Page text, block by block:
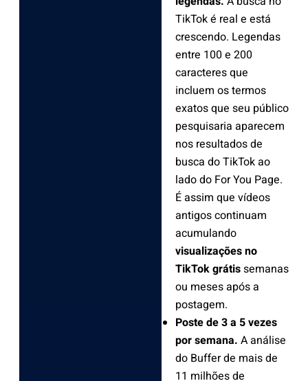
TikTok é real e está
crescendo. Legendas
entre 100 e 200
caracteres que
incluem os termos
exatos que seu público
pesquisaria aparecem
nos resultados de
busca do TikTok ao
lado do For You Page.
É assim que vídeos
antigos continuam
acumulando
visualizações no
TikTok grátissemanas
ou meses após a
postagem.
Poste de 3 a 5 vezes
por semana. A análise
do Buffer de mais de
11 milhões de